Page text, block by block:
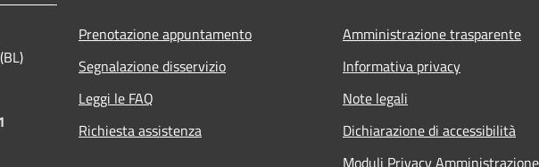
Prenotazione appuntamento
Segnalazione disservizio
Leggi le FAQ
Richiesta assistenza
Amministrazione trasparente
Informativa privacy
Note legali
Dichiarazione di accessibilità
Moduli Privacy Amministrazione